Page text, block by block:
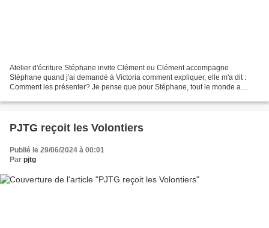
Atelier d'écriture Stéphane invite Clément ou Clément accompagne
Stéphane quand j'ai demandé à Victoria comment expliquer, elle m'a dit :
Comment les présenter? Je pense que pour Stéphane, tout le monde a
PJTG reçoit les Volontiers
Publié le 29/06/2024 à 00:01
Par pjtg